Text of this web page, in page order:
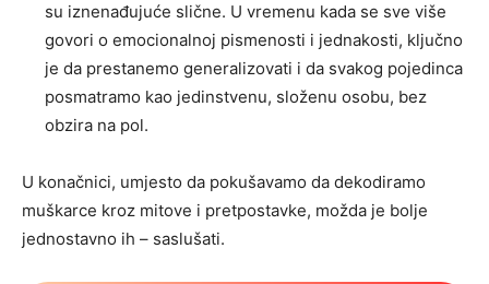
su iznenađujuće slične. U vremenu kada se sve više
govori o emocionalnoj pismenosti i jednakosti, ključno
je da prestanemo generalizovati i da svakog pojedinca
posmatramo kao jedinstvenu, složenu osobu, bez
obzira na pol.
U konačnici, umjesto da pokušavamo da dekodiramo
muškarce kroz mitove i pretpostavke, možda je bolje
jednostavno ih – saslušati.